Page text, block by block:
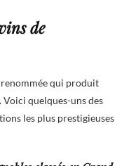
de
qui produit
quelques-uns des
les plus prestigieuses